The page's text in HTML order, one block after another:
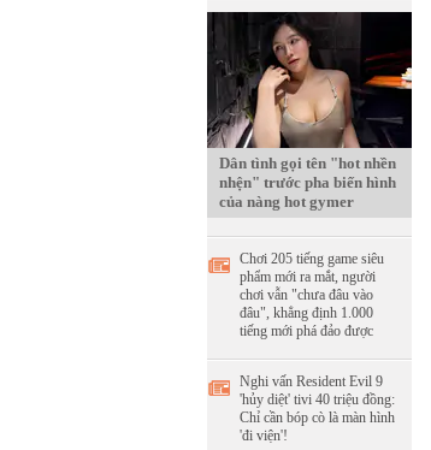
Dân tình gọi tên "hot nhền
nhện" trước pha biến hình
của nàng hot gymer
Chơi 205 tiếng game siêu
phẩm mới ra mắt, người
chơi vẫn "chưa đâu vào
đâu", khẳng định 1.000
tiếng mới phá đảo được
Nghi vấn Resident Evil 9
'hủy diệt' tivi 40 triệu đồng:
Chỉ cần bóp cò là màn hình
'đi viện'!